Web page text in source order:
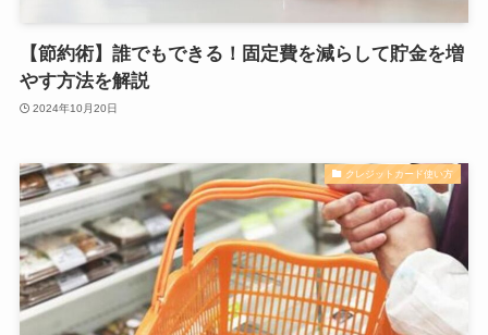
【節約術】誰でもできる！固定費を減らして貯金を増
やす方法を解説
2024年10月20日
クレジットカード使い方